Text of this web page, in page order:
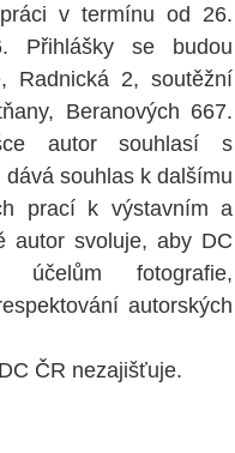
v termínu od 26.
Přihlášky se budou
Radnická 2, soutěžní
Beranových 667.
autor souhlasí s
souhlas k dalšímu
prací k výstavním a
autor svoluje, aby DC
fotografie,
autorských
ČR nezajišťuje.